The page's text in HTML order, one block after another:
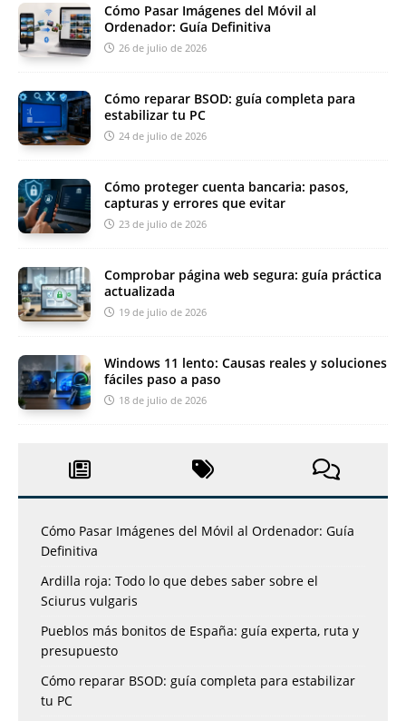
Cómo Pasar Imágenes del Móvil al
Ordenador: Guía Definitiva
26 de julio de 2026
Cómo reparar BSOD: guía completa para
estabilizar tu PC
24 de julio de 2026
Cómo proteger cuenta bancaria: pasos,
capturas y errores que evitar
23 de julio de 2026
Comprobar página web segura: guía práctica
actualizada
19 de julio de 2026
Windows 11 lento: Causas reales y soluciones
fáciles paso a paso
18 de julio de 2026
Cómo Pasar Imágenes del Móvil al Ordenador: Guía
Definitiva
Ardilla roja: Todo lo que debes saber sobre el
Sciurus vulgaris
Pueblos más bonitos de España: guía experta, ruta y
presupuesto
Cómo reparar BSOD: guía completa para estabilizar
tu PC